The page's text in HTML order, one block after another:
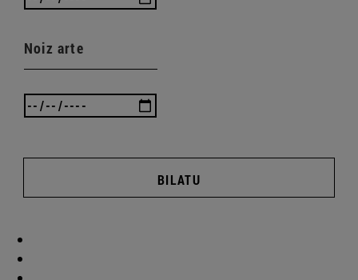
Noiz arte
BILATU